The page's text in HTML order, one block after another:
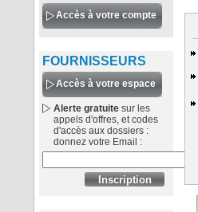
Accès à votre compte
FOURNISSEURS
Accès à votre espace
Alerte gratuite sur les
appels d'offres, et codes
d'accès aux dossiers :
donnez votre Email :